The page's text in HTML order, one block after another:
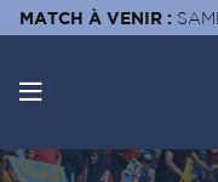
MATCH À VENIR :